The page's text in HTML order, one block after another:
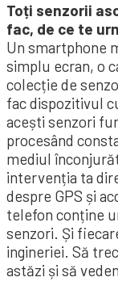
Toți senzorii
fac, de ce te
Un smartphone
simplu ecran, o
colecție de
fac dispozitivul
acești senzori
procesând
mediul
intervenția ta
despre GPS și
telefon conține
senzori. Și
ingineriei. Să
astăzi și să